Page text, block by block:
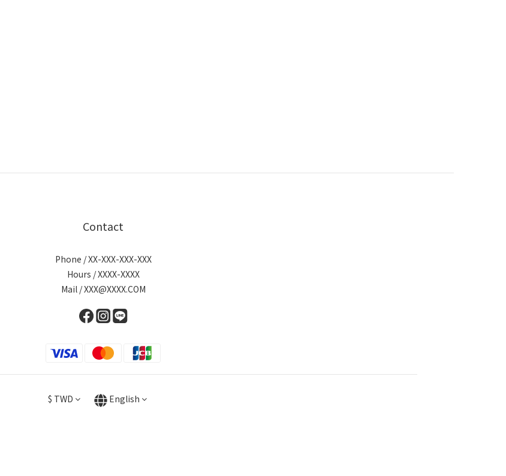
Contact
Phone / XX-XXX-XXX-XXX
Hours / XXXX-XXXX
Mail / XXX@XXXX.COM
$ TWD English